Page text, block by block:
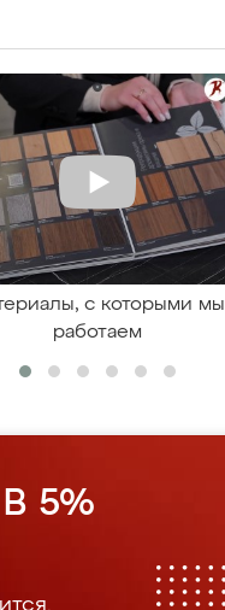
с которыми мы
работаем
5%